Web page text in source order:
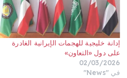
إدانة خليجية للهجمات الإيرانية الغادرة
على دول «التعاون»
02/03/2026
في "News"